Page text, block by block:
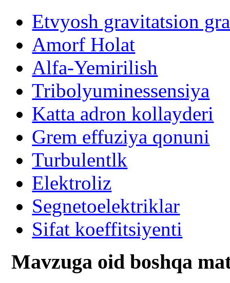
Etvyosh gravitatsion
Amorf Holat
Alfa-Yemirilish
Tribolyuminessensiya
Katta adron kollayderi
Grem effuziya qonuni
Turbulentlk
Elektroliz
Segnetoelektriklar
Sifat koeffitsiyenti
Mavzuga oid boshqa